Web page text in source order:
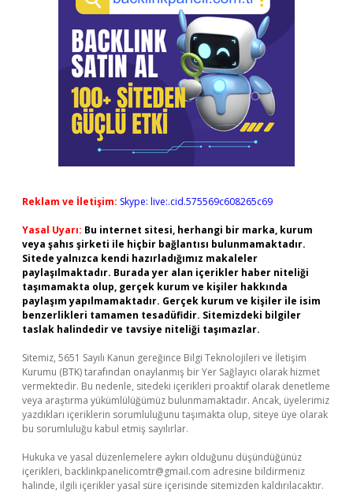
Reklam ve İletişim: Skype: live:.cid.575569c608265c69
Yasal Uyarı: Bu internet sitesi, herhangi bir marka, kurum
veya şahıs şirketi ile hiçbir bağlantısı bulunmamaktadır.
Sitede yalnızca kendi hazırladığımız makaleler
paylaşılmaktadır. Burada yer alan içerikler haber niteliği
taşımamakta olup, gerçek kurum ve kişiler hakkında
paylaşım yapılmamaktadır. Gerçek kurum ve kişiler ile isim
benzerlikleri tamamen tesadüfidir. Sitemizdeki bilgiler
taslak halindedir ve tavsiye niteliği taşımazlar.
Sitemiz, 5651 Sayılı Kanun gereğince Bilgi Teknolojileri ve İletişim
Kurumu (BTK) tarafından onaylanmış bir Yer Sağlayıcı olarak hizmet
vermektedir. Bu nedenle, sitedeki içerikleri proaktif olarak denetleme
veya araştırma yükümlülüğümüz bulunmamaktadır. Ancak, üyelerimiz
yazdıkları içeriklerin sorumluluğunu taşımakta olup, siteye üye olarak
bu sorumluluğu kabul etmiş sayılırlar.
Hukuka ve yasal düzenlemelere aykırı olduğunu düşündüğünüz
içerikleri, backlinkpanelicomtr@gmail.com adresine bildirmeniz
halinde, ilgili içerikler yasal süre içerisinde sitemizden kaldırılacaktır.